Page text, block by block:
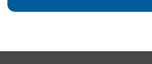
Подтвердить e-mail